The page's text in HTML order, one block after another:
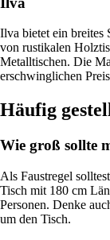
Ilva bietet ein breites
von rustikalen
Metalltischen. Die
erschwinglichen
Häufig
Wie groß sollte
Als Faustregel
Tisch mit 180 cm
Personen. Denke
um den Tisch.